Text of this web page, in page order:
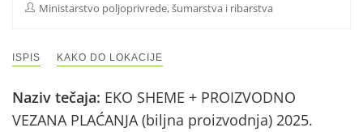
Ministarstvo poljoprivrede, šumarstva i ribarstva
ISPIS KAKO DO LOKACIJE
Naziv tečaja: EKO SHEME + PROIZVODNO
VEZANA PLAĆANJA (biljna proizvodnja) 2025.